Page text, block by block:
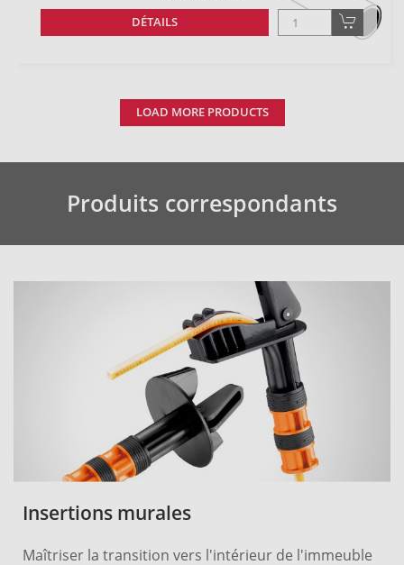
DÉTAILS
LOAD MORE PRODUCTS
Produits correspondants
Insertions murales
Maîtriser la transition vers l'intérieur de l'immeuble